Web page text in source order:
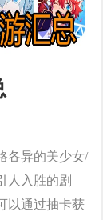
各异的美少女/
人入胜的剧
以通过抽卡获